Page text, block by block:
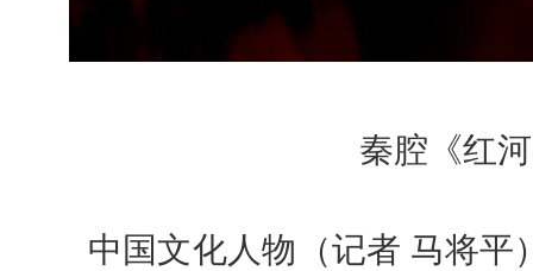
秦腔《红
中国文化人物（记者 马将平